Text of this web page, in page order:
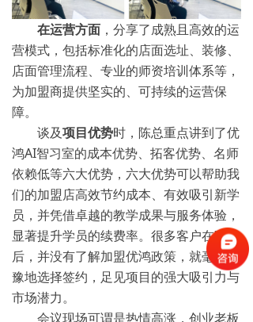
在运营方面 ，分享了成熟且高效的运
营模式，包括标准化的店面选址、装修、
店面管理流程、专业的师资培训体系等，
为加盟商提供坚实的、可持续的运营保
障。
谈及项目优势时，陈总重点讲到了优
鸿AI智习室的成本优势、拓客优势、名师
依赖低等六大优势，六大优势可以帮助我
们的加盟店高效节约成本、有效吸引新学
员，并凭借卓越的教学成果与服务体验，
显著提升学员的续费率。很多客户在听完
后，并没有了解加盟优鸿政策，就毫不犹
豫地选择签约，足见项目的强大吸引力与
市场潜力。
会议现场可谓是热情高涨，创业老板